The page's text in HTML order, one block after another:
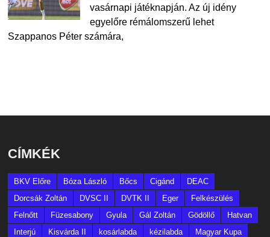
vasárnapi játéknapján. Az új idény
egyelőre rémálomszerű lehet
Szappanos Péter számára,
CÍMKÉK
BKV Előre Bóza László Bőcs Cigánd
DEAC
Dorcsák Zoltán
DVSC II DVTK II Eger
Felkészülés
Felnőtt
Füzesabony Gyula Gál Zoltán Gödöllő
Hatvan
Interjú
Kisvárda II kosárlabda kézilabda
Magyar Kupa